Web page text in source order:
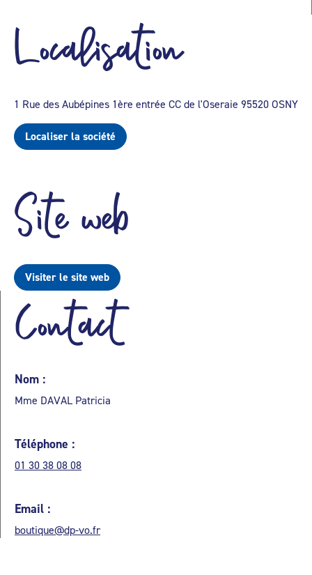
Localisation
1 Rue des Aubépines 1ère entrée CC de l'Oseraie 95520 OSNY
Localiser la société
Site web
Visiter le site web
Contact
Nom :
Mme DAVAL Patricia
Téléphone :
01 30 38 08 08
Email :
boutique@dp-vo.fr